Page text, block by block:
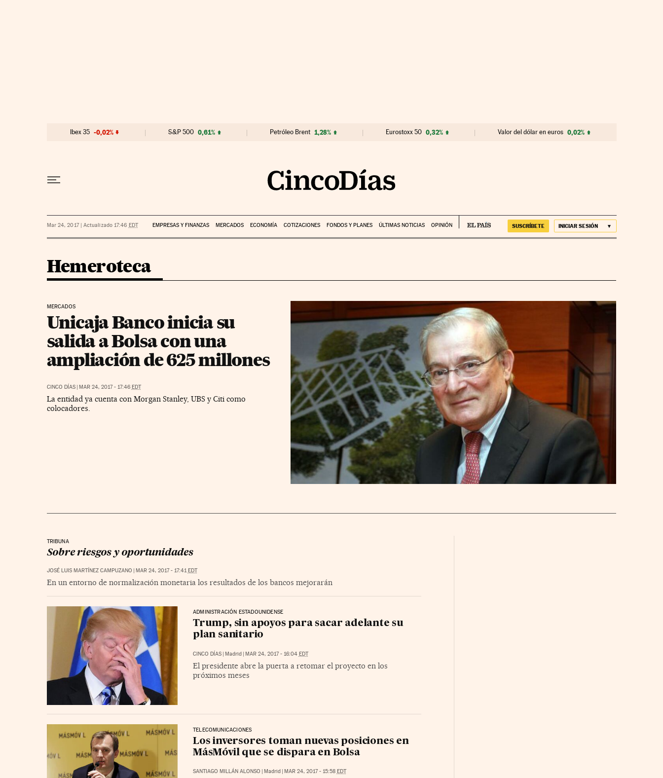
Ibex 35 -0,02% S&P 500 0,61% Petróleo Brent 1,28% Eurostoxx 50 0,32% Valor del dólar en euros 0,02%
Mar 24, 2017 | Actualizado 17:46 EDT EMPRESAS Y FINANZAS MERCADOS ECONOMÍA COTIZACIONES FONDOS Y PLANES ÚLTIMAS NOTICIAS OPINIÓN SUSCRÍBETE INICIAR SESIÓN
Hemeroteca
MERCADOS
Unicaja Banco inicia su
salida a Bolsa con una
ampliación de 625 millones
CINCO DÍAS | MAR 24, 2017 - 17:46 EDT
La entidad ya cuenta con Morgan Stanley, UBS y Citi como
colocadores.
TRIBUNA
Sobre riesgos y oportunidades
JOSÉ LUIS MARTÍNEZ CAMPUZANO MAR 24, 2017 - 17:41 EDT
En un entorno de normalización monetaria los resultados de los bancos mejorarán
ADMINISTRACIÓN ESTADOUNIDENSE
Trump, sin apoyos para sacar adelante su
plan sanitario
CINCO DÍAS | Madrid | MAR 24, 2017 - 16:04 EDT
El presidente abre la puerta a retomar el proyecto en los
próximos meses
TELECOMUNICACIONES
Los inversores toman nuevas posiciones en
MásMóvil que se dispara en Bolsa
SANTIAGO MILLÁN ALONSO Madrid MAR 24, 2017 - 15:58 EDT